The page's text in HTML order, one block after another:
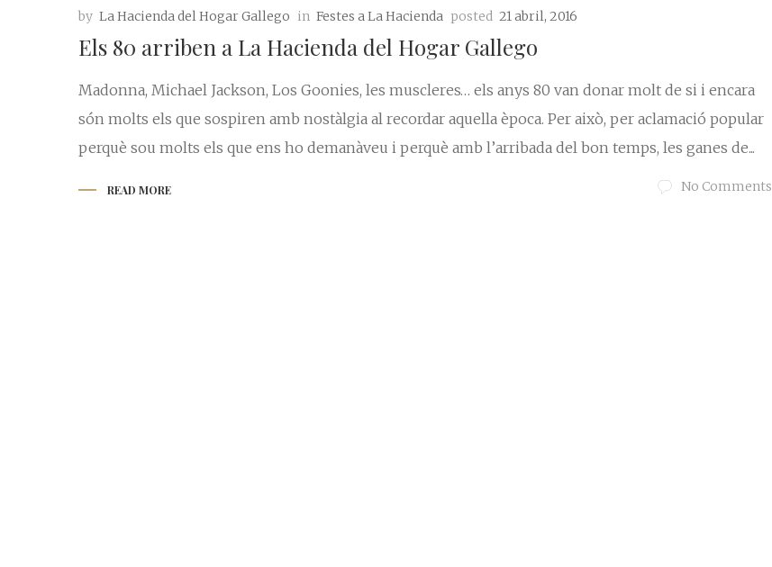
by La Hacienda del Hogar Gallego in Festes a La Hacienda posted 21 abril, 2016
Els 80 arriben a La Hacienda del Hogar Gallego
Madonna, Michael Jackson, Los Goonies, les muscleres… els anys 80 van donar molt de si i encara
són molts els que sospiren amb nostàlgia al recordar aquella època. Per això, per aclamació popular
perquè sou molts els que ens ho demanàveu i perquè amb l’arribada del bon temps, les ganes de...
READ MORE No Comments